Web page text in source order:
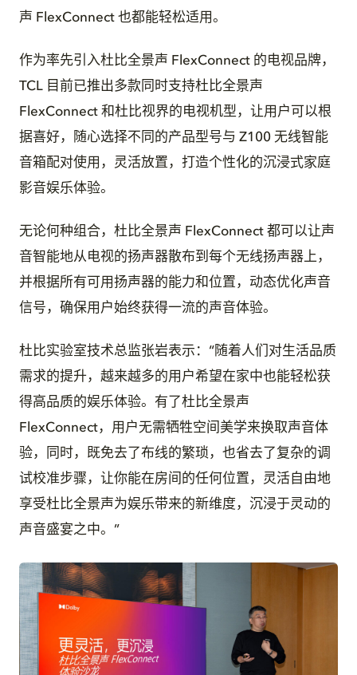
声 FlexConnect 也都能轻松适用。
作为率先引入杜比全景声 FlexConnect 的电视品牌，
TCL 目前已推出多款同时支持杜比全景声
FlexConnect 和杜比视界的电视机型，让用户可以根
据喜好，随心选择不同的产品型号与 Z100 无线智能
音箱配对使用，灵活放置，打造个性化的沉浸式家庭
影音娱乐体验。
无论何种组合，杜比全景声 FlexConnect 都可以让声
音智能地从电视的扬声器散布到每个无线扬声器上，
并根据所有可用扬声器的能力和位置，动态优化声音
信号，确保用户始终获得一流的声音体验。
杜比实验室技术总监张岩表示：“随着人们对生活品质
需求的提升，越来越多的用户希望在家中也能轻松获
得高品质的娱乐体验。有了杜比全景声
FlexConnect，用户无需牺牲空间美学来换取声音体
验，同时，既免去了布线的繁琐，也省去了复杂的调
试校准步骤，让你能在房间的任何位置，灵活自由地
享受杜比全景声为娱乐带来的新维度，沉浸于灵动的
声音盛宴之中。”